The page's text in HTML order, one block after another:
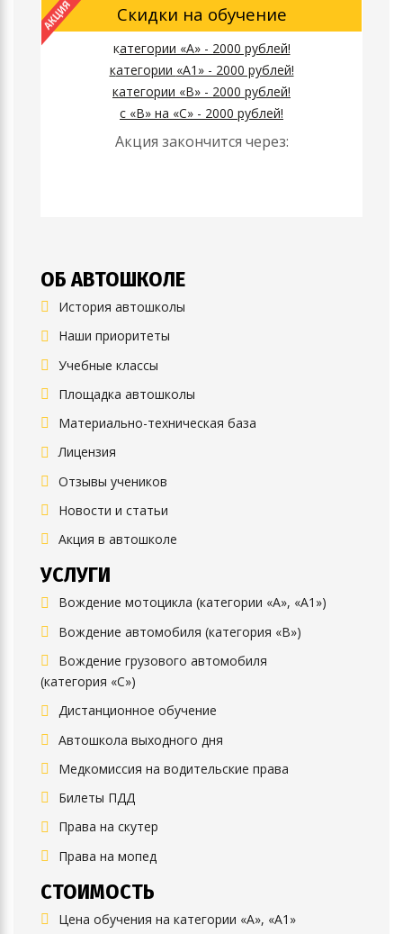
Скидки на обучение
категории «А» - 2000 рублей!
категории «А1» - 2000 рублей!
категории «B» - 2000 рублей!
с «B» на «C» - 2000 рублей!
Акция закончится через:
ОБ АВТОШКОЛЕ
История автошколы
Наши приоритеты
Учебные классы
Площадка автошколы
Материально-техническая база
Лицензия
Отзывы учеников
Новости и статьи
Акция в автошколе
УСЛУГИ
Вождение мотоцикла (категории «А», «А1»)
Вождение автомобиля (категория «B»)
Вождение грузового автомобиля
(категория «C»)
Дистанционное обучение
Автошкола выходного дня
Медкомиссия на водительские права
Билеты ПДД
Права на скутер
Права на мопед
СТОИМОСТЬ
Цена обучения на категории «А», «А1»